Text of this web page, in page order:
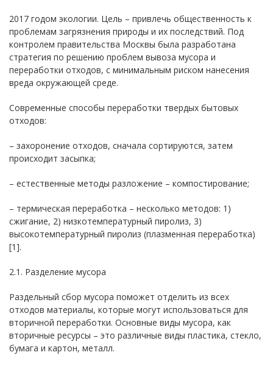
2017 годом экологии. Цель – привлечь общественность к
проблемам загрязнения природы и их последствий. Под
контролем правительства Москвы была разработана
стратегия по решению проблем вывоза мусора и
переработки отходов, с минимальным риском нанесения
вреда окружающей среде.
Современные способы переработки твердых бытовых
отходов:
– захоронение отходов, сначала сортируются, затем
происходит засыпка;
– естественные методы разложение – компостирование;
– термическая переработка – несколько методов: 1)
сжигание, 2) низкотемпературный пиролиз, 3)
высокотемпературный пиролиз (плазменная переработка)
[1].
2.1. Разделение мусора
Раздельный сбор мусора поможет отделить из всех
отходов материалы, которые могут использоваться для
вторичной переработки. Основные виды мусора, как
вторичные ресурсы – это различные виды пластика, стекло,
бумага и картон, металл.